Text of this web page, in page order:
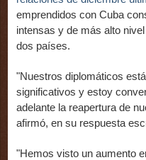
emprendidos con Cuba
intensas y de más alto
dos países.
"Nuestros diplomáticos
significativos y estoy
adelante la reapertura de
afirmó, en su respuesta
"Hemos visto un aumento